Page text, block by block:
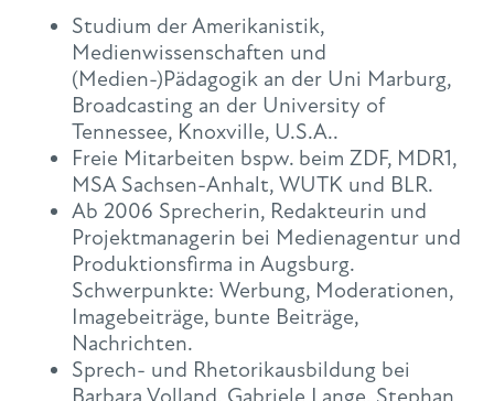
Studium der Amerikanistik,
Medienwissenschaften und
(Medien-)Pädagogik an der Uni Marburg,
Broadcasting an der University of
Tennessee, Knoxville, U.S.A..
Freie Mitarbeiten bspw. beim ZDF, MDR1,
MSA Sachsen-Anhalt, WUTK und BLR.
Ab 2006 Sprecherin, Redakteurin und
Projektmanagerin bei Medienagentur und
Produktionsfirma in Augsburg.
Schwerpunkte: Werbung, Moderationen,
Imagebeiträge, bunte Beiträge,
Nachrichten.
Sprech- und Rhetorikausbildung bei